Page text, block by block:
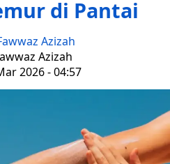
di Pantai
Azizah
Azizah
2026 - 04:57